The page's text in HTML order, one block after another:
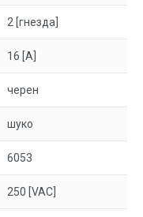
2 [гнезда]
16 [A]
черен
шуко
6053
250 [VAC]